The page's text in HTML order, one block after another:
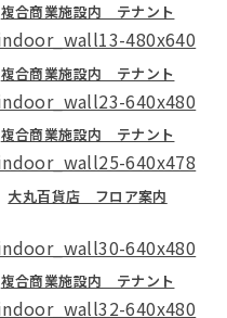
複合商業施設内 テナント
複合商業施設内 テナント
複合商業施設内 テナント
大丸百貨店 フロア案内
複合商業施設内 テナント